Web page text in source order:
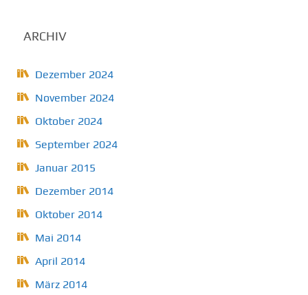
ARCHIV
Dezember 2024
November 2024
Oktober 2024
September 2024
Januar 2015
Dezember 2014
Oktober 2014
Mai 2014
April 2014
März 2014